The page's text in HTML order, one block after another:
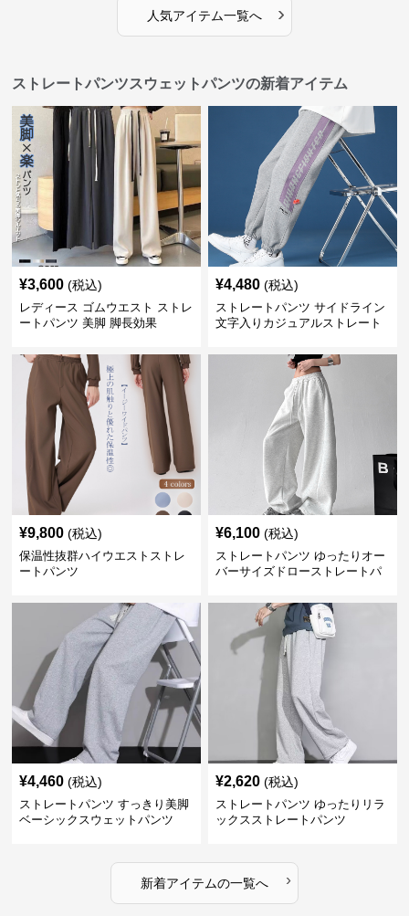
人気アイテム一覧へ ›
ストレートパンツスウェットパンツの新着アイテム
¥3,600 (税込)
レディース ゴムウエスト ストレ
ートパンツ 美脚 脚長効果
¥4,480 (税込)
ストレートパンツ サイドライン
文字入りカジュアルストレート
¥9,800 (税込)
保温性抜群ハイウエストストレ
ートパンツ
¥6,100 (税込)
ストレートパンツ ゆったりオー
バーサイズドローストレートパ
¥4,460 (税込)
ストレートパンツ すっきり美脚
ベーシックスウェットパンツ
¥2,620 (税込)
ストレートパンツ ゆったりリラ
ックスストレートパンツ
新着アイテムの一覧へ ›